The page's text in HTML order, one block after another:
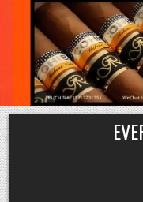
Skip
to
content